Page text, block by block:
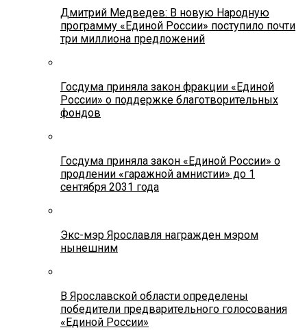
Дмитрий Медведев: В новую Народную
программу «Единой России» поступило почти
три миллиона предложений
Госдума приняла закон фракции «Единой
России» о поддержке благотворительных
фондов
Госдума приняла закон «Единой России» о
продлении «гаражной амнистии» до 1
сентября 2031 года
Экс-мэр Ярославля награжден мэром
нынешним
В Ярославской области определены
победители предварительного голосования
«Единой России»